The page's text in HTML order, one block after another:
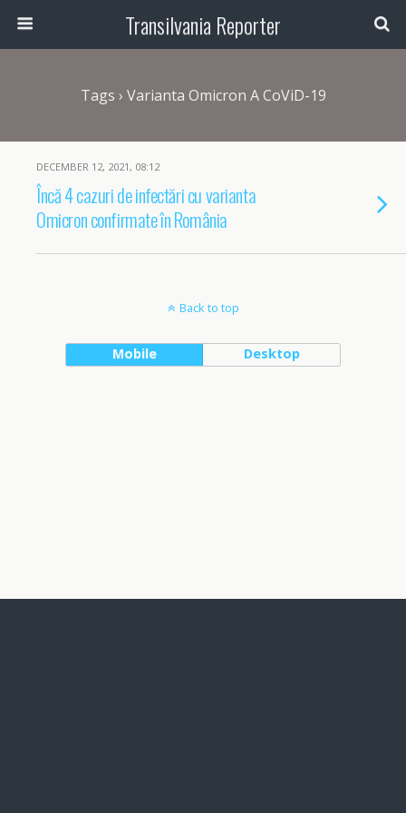
Transilvania Reporter
Tags › Varianta Omicron A CoViD-19
DECEMBER 12, 2021, 08:12
Încă 4 cazuri de infectări cu varianta
Omicron confirmate în România
Back to top
Mobile Desktop